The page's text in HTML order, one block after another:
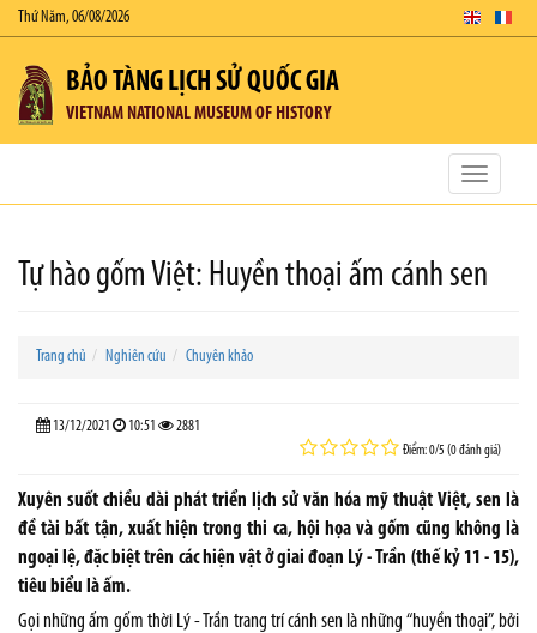
Thứ Năm, 06/08/2026
BẢO TÀNG LỊCH SỬ QUỐC GIA
VIETNAM NATIONAL MUSEUM OF HISTORY
Toggle
Tự hào gốm Việt: Huyền thoại ấm cánh sen
Trang chủ Nghiên cứu Chuyên khảo
13/12/2021 10:51 2881
Điểm: 0/5 (0 đánh giá)
Xuyên suốt chiều dài phát triển lịch sử văn hóa mỹ thuật Việt, sen là
đề tài bất tận, xuất hiện trong thi ca, hội họa và gốm cũng không là
ngoại lệ, đặc biệt trên các hiện vật ở giai đoạn Lý - Trần (thế kỷ 11 - 15),
tiêu biểu là ấm.
Gọi những ấm gốm thời Lý - Trần trang trí cánh sen là những “huyền thoại”, bởi